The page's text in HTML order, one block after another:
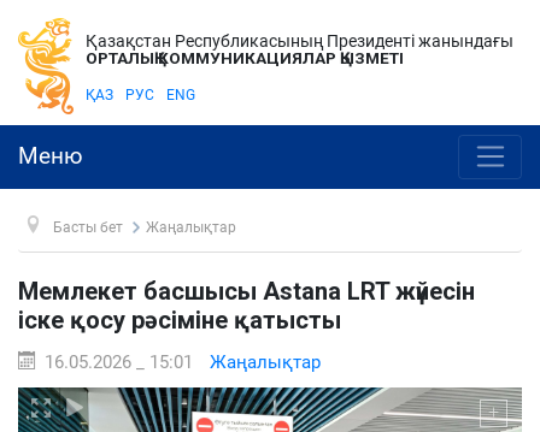
Қазақстан Республикасының Президенті жанындағы
ОРТАЛЫҚ КОММУНИКАЦИЯЛАР ҚЫЗМЕТІ
ҚАЗ РУС ENG
Меню
Басты бет Жаңалықтар
Мемлекет басшысы Astana LRT жүйесін
іске қосу рәсіміне қатысты
16.05.2026 _ 15:01 Жаңалықтар